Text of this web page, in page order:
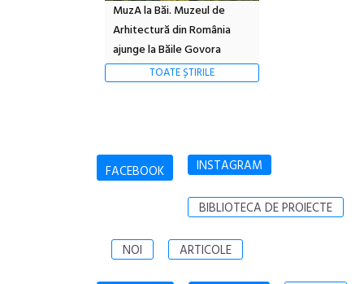
MuzA la Băi. Muzeul de
Arhitectură din România
ajunge la Băile Govora
TOATE ȘTIRILE
FACEBOOK INSTAGRAM
BIBLIOTECA DE PROIECTE
NOI ARTICOLE